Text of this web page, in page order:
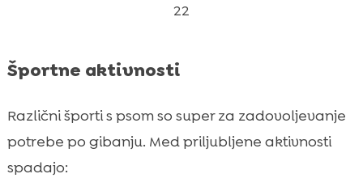
22
Športne aktivnosti
Različni športi s psom so super za zadovoljevanje
potrebe po gibanju. Med priljubljene aktivnosti
spadajo: